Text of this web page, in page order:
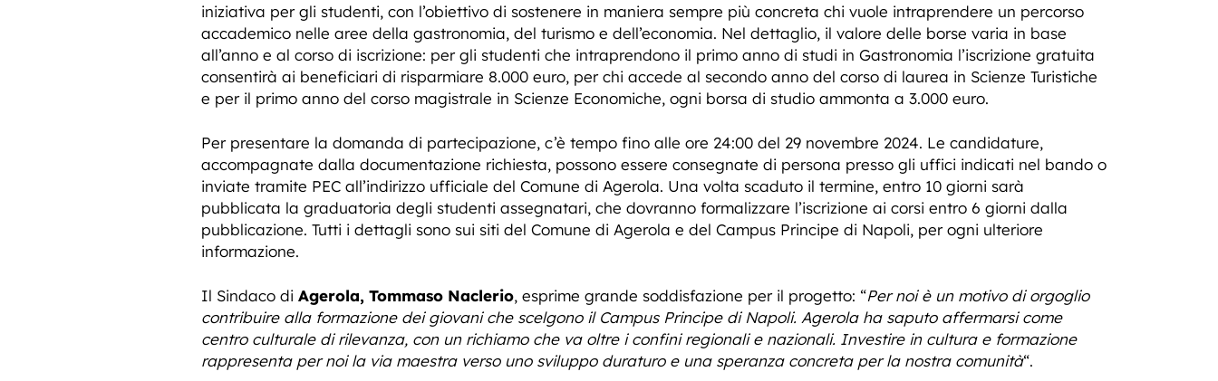
iniziativa per gli studenti, con l’obiettivo di sostenere in maniera sempre più concreta chi vuole intraprendere un percorso
accademico nelle aree della gastronomia, del turismo e dell’economia. Nel dettaglio, il valore delle borse varia in base
all’anno e al corso di iscrizione: per gli studenti che intraprendono il primo anno di studi in Gastronomia l’iscrizione gratuita
consentirà ai beneficiari di risparmiare 8.000 euro, per chi accede al secondo anno del corso di laurea in Scienze Turistiche
e per il primo anno del corso magistrale in Scienze Economiche, ogni borsa di studio ammonta a 3.000 euro.
Per presentare la domanda di partecipazione, c’è tempo fino alle ore 24:00 del 29 novembre 2024. Le candidature,
accompagnate dalla documentazione richiesta, possono essere consegnate di persona presso gli uffici indicati nel bando o
inviate tramite PEC all’indirizzo ufficiale del Comune di Agerola. Una volta scaduto il termine, entro 10 giorni sarà
pubblicata la graduatoria degli studenti assegnatari, che dovranno formalizzare l’iscrizione ai corsi entro 6 giorni dalla
pubblicazione. Tutti i dettagli sono sui siti del Comune di Agerola e del Campus Principe di Napoli, per ogni ulteriore
informazione.
Il Sindaco di Agerola, Tommaso Naclerio, esprime grande soddisfazione per il progetto: “Per noi è un motivo di orgoglio
contribuire alla formazione dei giovani che scelgono il Campus Principe di Napoli. Agerola ha saputo affermarsi come
centro culturale di rilevanza, con un richiamo che va oltre i confini regionali e nazionali. Investire in cultura e formazione
rappresenta per noi la via maestra verso uno sviluppo duraturo e una speranza concreta per la nostra comunità“.